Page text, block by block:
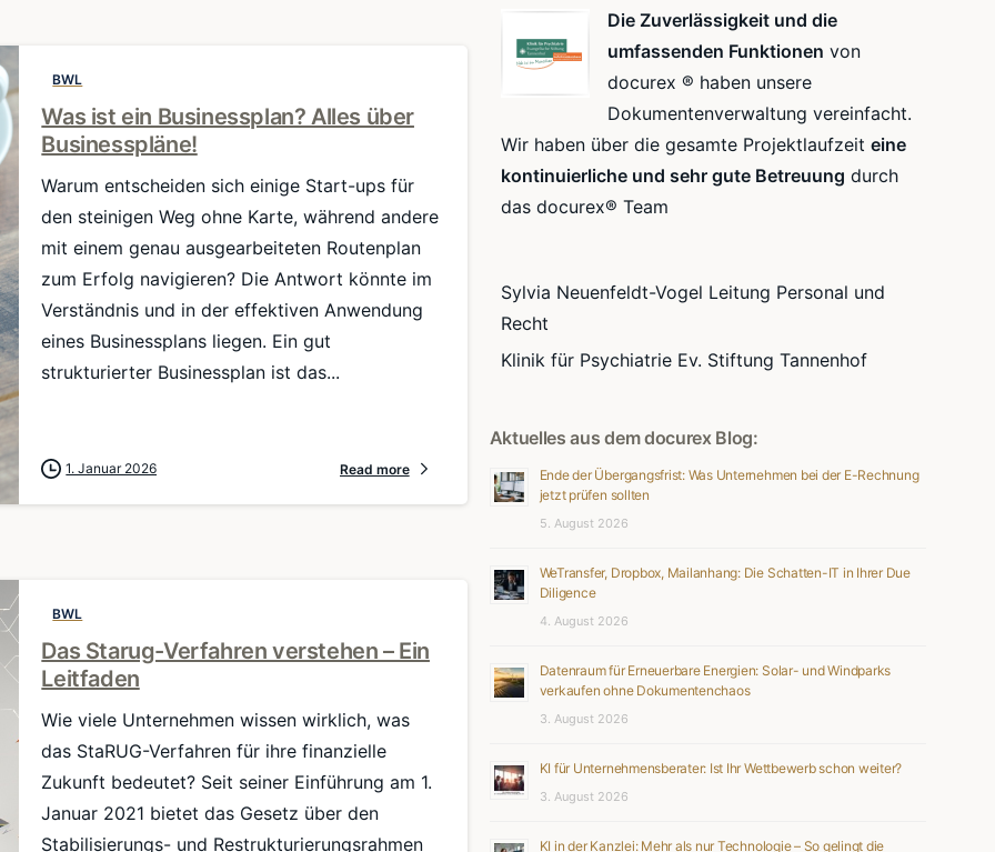
BWL
Was ist ein Businessplan? Alles über
Businesspläne!
Warum entscheiden sich einige Start-ups für
den steinigen Weg ohne Karte, während andere
mit einem genau ausgearbeiteten Routenplan
zum Erfolg navigieren? Die Antwort könnte im
Verständnis und in der effektiven Anwendung
eines Businessplans liegen. Ein gut
strukturierter Businessplan ist das...
1. Januar 2026 Read more
BWL
Das Starug-Verfahren verstehen – Ein
Leitfaden
Wie viele Unternehmen wissen wirklich, was
das StaRUG-Verfahren für ihre finanzielle
Zukunft bedeutet? Seit seiner Einführung am 1.
Januar 2021 bietet das Gesetz über den
Stabilisierungs- und Restrukturierungsrahmen
Die Zuverlässigkeit und die
umfassenden Funktionen von
docurex ® haben unsere
Dokumentenverwaltung vereinfacht.
Wir haben über die gesamte Projektlaufzeit eine
kontinuierliche und sehr gute Betreuung durch
das docurex® Team
Sylvia Neuenfeldt-Vogel Leitung Personal und
Recht
Klinik für Psychiatrie Ev. Stiftung Tannenhof
Aktuelles aus dem docurex Blog:
Ende der Übergangsfrist: Was Unternehmen bei der E-Rechnung
jetzt prüfen sollten
5. August 2026
WeTransfer, Dropbox, Mailanhang: Die Schatten-IT in Ihrer Due
Diligence
4. August 2026
Datenraum für Erneuerbare Energien: Solar- und Windparks
verkaufen ohne Dokumentenchaos
3. August 2026
KI für Unternehmensberater: Ist Ihr Wettbewerb schon weiter?
3. August 2026
KI in der Kanzlei: Mehr als nur Technologie – So gelingt die